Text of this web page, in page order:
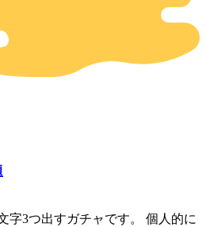
字3つ出すガチャです。 個人的に